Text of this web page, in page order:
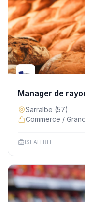
Manager de
Sarralbe (57)
Commerce /
ISEAH RH